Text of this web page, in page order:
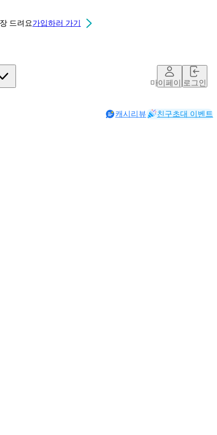
드려요가입하러 가기
마이페이지로그인
캐시리뷰 친구초대 이벤트